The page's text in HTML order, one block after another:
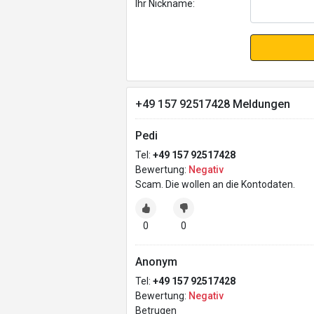
Ihr Nickname:
+49 157 92517428 Meldungen
Pedi
Tel: +49 157 92517428
Bewertung: Negativ
Scam. Die wollen an die Kontodaten.
0 0
Anonym
Tel: +49 157 92517428
Bewertung: Negativ
Betrugen